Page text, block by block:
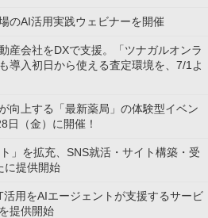
のAI活用実践ウェビナーを開催
産会社をDXで支援。「ツナガルオンラ
導入初日から使える査定環境を、7/1よ
向上する「最新薬局」の体験型イベン
日（金）に開催！
」を拡充、SNS就活・サイト構築・受
に提供開始
用をAIエージェントが支援するサービ
提供開始